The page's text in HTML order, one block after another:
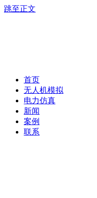
跳至正文
首页
无人机模拟
电力仿真
新闻
案例
联系